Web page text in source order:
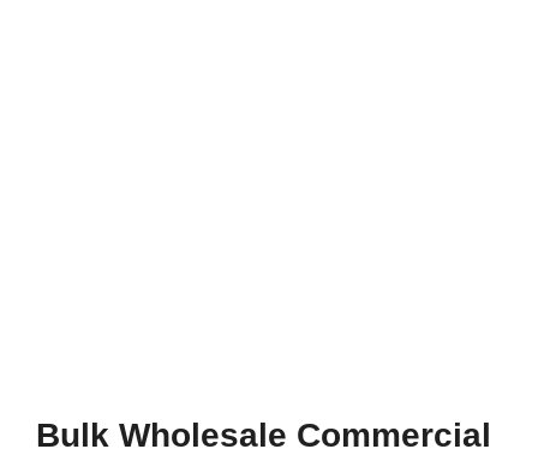
Bulk Wholesale Commercial